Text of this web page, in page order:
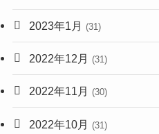
2023年1月 (31)
2022年12月 (31)
2022年11月 (30)
2022年10月 (31)